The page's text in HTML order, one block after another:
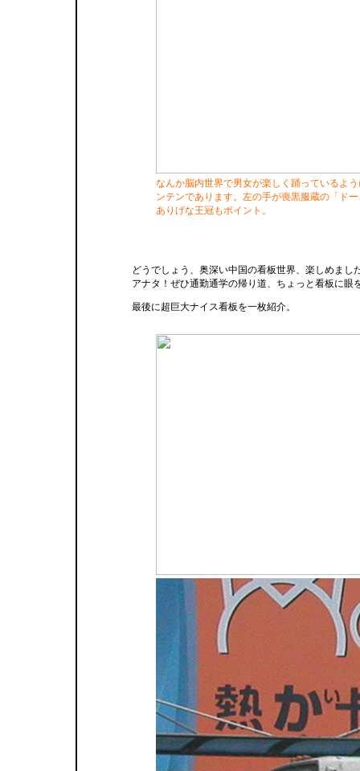
なんか脳内世界で男女が楽しく踊っているよ
ンテンであります。左の手が喪黒服蔵の「ド
ありげな王冠もポイント。
どうでしょう、奥深い中国の看板世界、楽しめまし
アナタ！ぜひ通勤通学の帰り道、ちょっと看板に眼
最後に超巨大ナイス看板を一枚紹介。